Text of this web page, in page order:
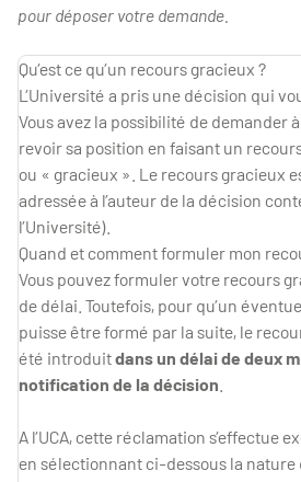
pour déposer votre demande.
Qu’est ce qu’un recours gracieux ?
L’Université a pris une décision qui
Vous avez la possibilité de demander
revoir sa position en faisant un
ou « gracieux ». Le recours gracieux
adressée à l’auteur de la décision
l’Université).
Quand et comment formuler mon
Vous pouvez formuler votre recours
de délai. Toutefois, pour qu’un
puisse être formé par la suite, le
été introduitdans un délai de deux
notification de la décision
A l’UCA, cette réclamation s’effectue
en sélectionnant ci-dessous la nature